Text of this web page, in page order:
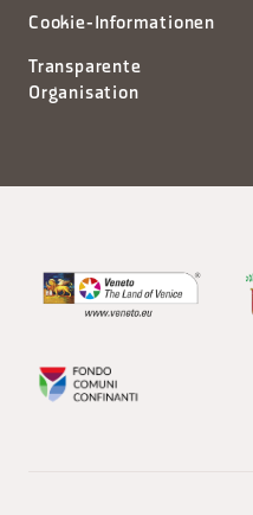
Cookie-Informationen
Transparente
Organisation